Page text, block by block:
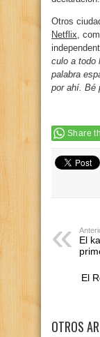
Otros
Netflix,
culo a todo
palabra
por ahí. Bé
Share
El
El
OTROS